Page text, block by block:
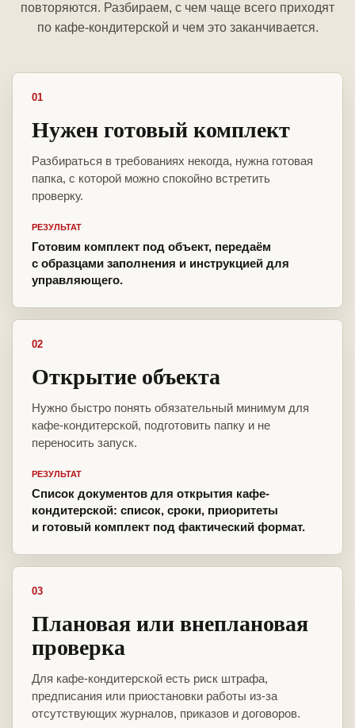
повторяются. Разбираем, с чем чаще всего приходят
по кафе-кондитерской и чем это заканчивается.
01
Нужен готовый комплект
Разбираться в требованиях некогда, нужна готовая
папка, с которой можно спокойно встретить
проверку.
РЕЗУЛЬТАТ
Готовим комплект под объект, передаём
с образцами заполнения и инструкцией для
управляющего.
02
Открытие объекта
Нужно быстро понять обязательный минимум для
кафе-кондитерской, подготовить папку и не
переносить запуск.
РЕЗУЛЬТАТ
Список документов для открытия кафе-
кондитерской: список, сроки, приоритеты
и готовый комплект под фактический формат.
03
Плановая или внеплановая
проверка
Для кафе-кондитерской есть риск штрафа,
предписания или приостановки работы из-за
отсутствующих журналов, приказов и договоров.